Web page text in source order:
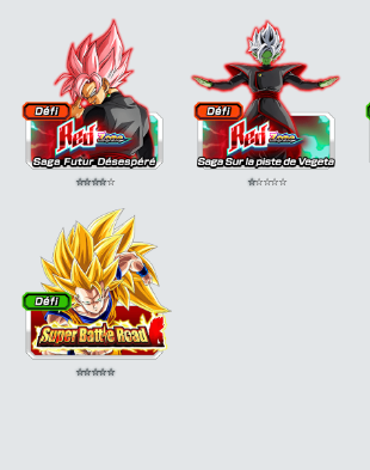
⭐⭐⭐⭐⭐ ⭐⭐⭐⭐⭐
⭐⭐⭐⭐⭐